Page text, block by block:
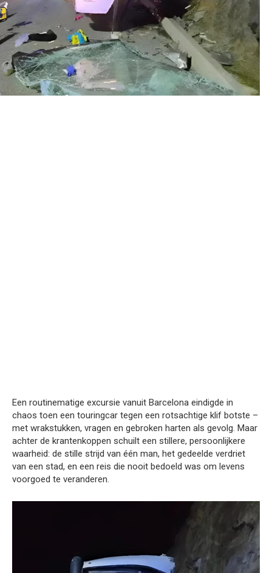
Een routinematige excursie vanuit Barcelona eindigde in
chaos toen een touringcar tegen een rotsachtige klif botste –
met wrakstukken, vragen en gebroken harten als gevolg. Maar
achter de krantenkoppen schuilt een stillere, persoonlijkere
waarheid: de stille strijd van één man, het gedeelde verdriet
van een stad, en een reis die nooit bedoeld was om levens
voorgoed te veranderen.